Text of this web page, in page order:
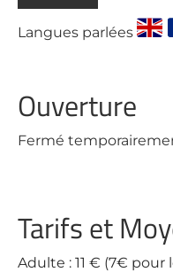
Langues parlées
Ouverture
Fermé
Tarifs et
Adulte : 11 € (7€